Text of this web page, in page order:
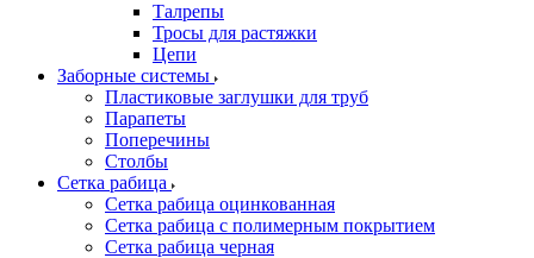
Талрепы
Тросы для растяжки
Цепи
Заборные системы
Пластиковые заглушки для труб
Парапеты
Поперечины
Столбы
Сетка рабица
Сетка рабица оцинкованная
Сетка рабица с полимерным покрытием
Сетка рабица черная